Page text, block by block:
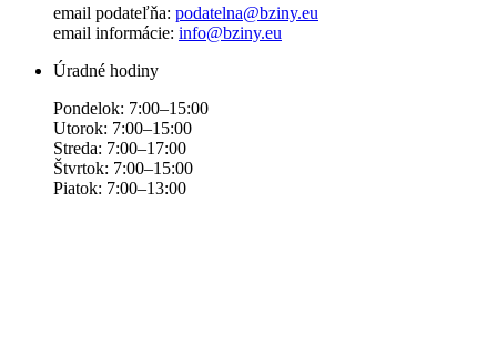
email podateľňa: podatelna@bziny.eu
email informácie: info@bziny.eu
Úradné hodiny
Pondelok: 7:00–15:00
Utorok: 7:00–15:00
Streda: 7:00–17:00
Štvrtok: 7:00–15:00
Piatok: 7:00–13:00